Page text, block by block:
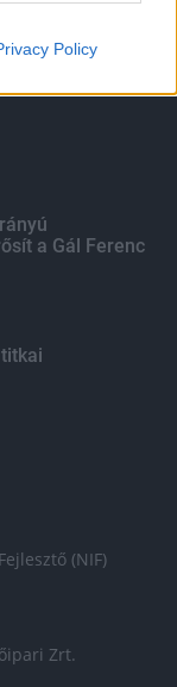
Policy
a Gál Ferenc
(NIF)
Zrt.